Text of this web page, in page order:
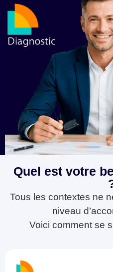
Quel est votre
Tous les contextes ne
niveau
Voici comment se